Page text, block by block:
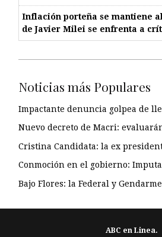
Inflación porteña se mantiene
de Javier Milei se enfrenta a
Noticias más Populares
Impactante denuncia golpea de
Nuevo decreto de Macri:
Cristina Candidata: la ex
Conmoción en el gobierno:
Bajo Flores: la Federal y
ABC en Linea.